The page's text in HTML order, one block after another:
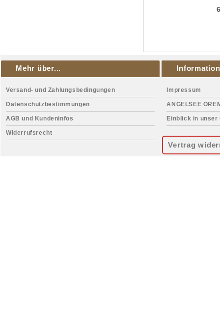
Mehr über...
Versand- und Zahlungsbedingungen
Datenschutzbestimmungen
AGB und Kundeninfos
Widerrufsrecht
Impressum
ANGELSEE
Einblick in unser
Vertrag